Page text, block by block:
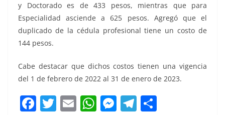
y Doctorado es de 433 pesos, mientras que para
Especialidad asciende a 625 pesos. Agregó que el
duplicado de la cédula profesional tiene un costo de
144 pesos.
Cabe destacar que dichos costos tienen una vigencia
del 1 de febrero de 2022 al 31 de enero de 2023.
F T E W M T